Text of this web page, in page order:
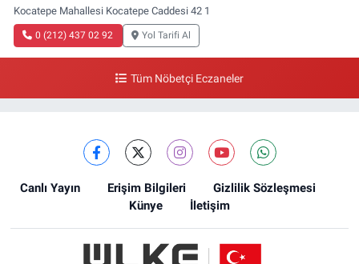
Kocatepe Mahallesi Kocatepe Caddesi 42 1
0 (212) 437 02 92 Yol Tarifi Al
Tüm Nöbetçi Eczaneler
Canlı Yayın Erişim Bilgileri
Gizlilik Sözleşmesi
Künye
İletişim